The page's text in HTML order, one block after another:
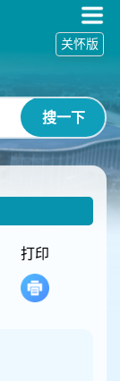
搜一下
关怀版
打印